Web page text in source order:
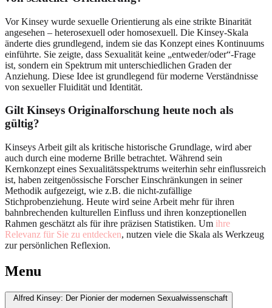
Vor Kinsey wurde sexuelle Orientierung als eine strikte Binarität
angesehen – heterosexuell oder homosexuell. Die Kinsey-Skala
änderte dies grundlegend, indem sie das Konzept eines Kontinuums
einführte. Sie zeigte, dass Sexualität keine „entweder/oder“-Frage
ist, sondern ein Spektrum mit unterschiedlichen Graden der
Anziehung. Diese Idee ist grundlegend für moderne Verständnisse
von sexueller Fluidität und Identität.
Gilt Kinseys Originalforschung heute noch als
gültig?
Kinseys Arbeit gilt als kritische historische Grundlage, wird aber
auch durch eine moderne Brille betrachtet. Während sein
Kernkonzept eines Sexualitätsspektrums weiterhin sehr einflussreich
ist, haben zeitgenössische Forscher Einschränkungen in seiner
Methodik aufgezeigt, wie z.B. die nicht-zufällige
Stichprobenziehung. Heute wird seine Arbeit mehr für ihren
bahnbrechenden kulturellen Einfluss und ihren konzeptionellen
Rahmen geschätzt als für ihre präzisen Statistiken. Um ihre
Relevanz für Sie zu entdecken, nutzen viele die Skala als Werkzeug
zur persönlichen Reflexion.
Menu
Alfred Kinsey: Der Pionier der modernen Sexualwissenschaft